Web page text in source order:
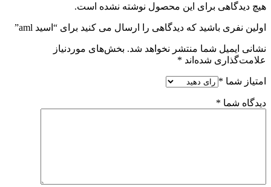
هیچ دیدگاهی برای این محصول نوشته نشده است.
اولین نفری باشید که دیدگاهی را ارسال می کنید برای “اسید aml”
نشانی ایمیل شما منتشر نخواهد شد. بخش‌های موردنیاز
علامت‌گذاری شده‌اند *
امتیاز شما *
دیدگاه شما *